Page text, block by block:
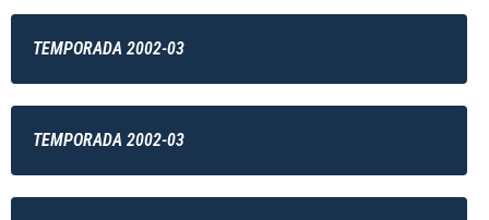
TEMPORADA 2002-03
TEMPORADA 2002-03